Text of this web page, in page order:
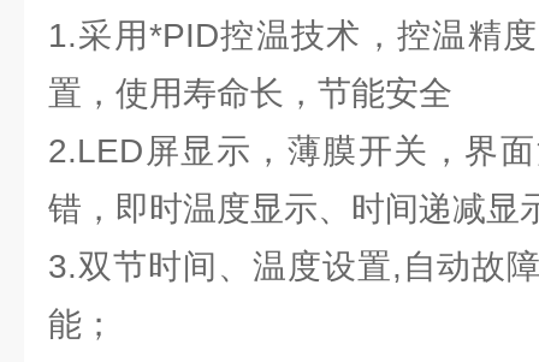
1.采用*PID控温技术，控温精
置，使用寿命长，节能安全
2.LED屏显示，薄膜开关，界
错，即时温度显示、时间递减显
3.双节时间、温度设置,自动故
能；